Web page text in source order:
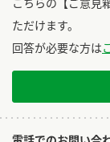
こちらの【ご意見
ただけます。
回答が必要な方は